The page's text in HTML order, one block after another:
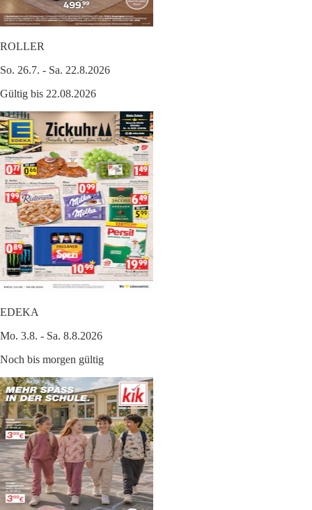
ROLLER
So. 26.7. - Sa. 22.8.2026
Gültig bis 22.08.2026
EDEKA
Mo. 3.8. - Sa. 8.8.2026
Noch bis morgen gültig